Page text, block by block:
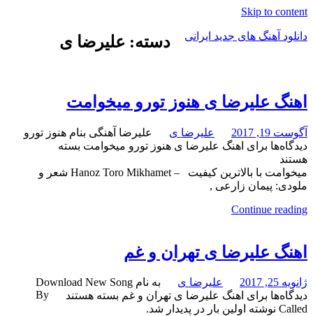
Skip to content
دانلود آهنگ های جدید ایرانی
آلبوم
موزیک
دسته: علیرضا ی
اهنگ علیرضا ی هنوز تورو میخوامت
آگوست 19, 2017
علیرضا ی
دیدگاه‌ها برای اهنگ علیرضا ی هنوز تورو میخوامت بسته
هستند
علیرضا آهنگی بنام هنوز تورو
میخوامت با بالاترین کیفیت – Hanoz Toro Mikhamet شعر و
ملودی: پیمان زارعی ,
Continue reading
اهنگ علیرضا ی تهران و غم
ژانویه 25, 2017
علیرضا ی
دیدگاه‌ها برای اهنگ علیرضا ی تهران و غم بسته هستند
به نام Download New Song
By
Called نوشته اولین بار در پدیدار شد.